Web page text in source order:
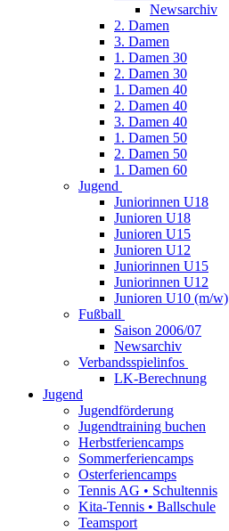
Newsarchiv
2. Damen
3. Damen
1. Damen 30
2. Damen 30
1. Damen 40
2. Damen 40
3. Damen 40
1. Damen 50
2. Damen 50
1. Damen 60
Jugend
Juniorinnen U18
Junioren U18
Junioren U15
Junioren U12
Juniorinnen U15
Juniorinnen U12
Junioren U10 (m/w)
Fußball
Saison 2006/07
Newsarchiv
Verbandsspielinfos
LK-Berechnung
Jugend
Jugendförderung
Jugendtraining buchen
Herbstferiencamps
Sommerferiencamps
Osterferiencamps
Tennis AG • Schultennis
Kita-Tennis • Ballschule
Teamsport